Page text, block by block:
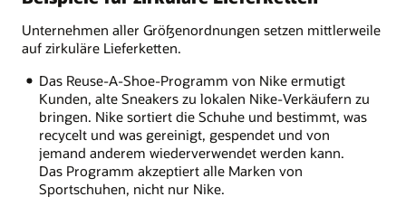
Unternehmen aller Größenordnungen setzen mittlerweile
auf zirkuläre Lieferketten.
Das Reuse-A-Shoe-Programm von Nike ermutigt
Kunden, alte Sneakers zu lokalen Nike-Verkäufern zu
bringen. Nike sortiert die Schuhe und bestimmt, was
recycelt und was gereinigt, gespendet und von
jemand anderem wiederverwendet werden kann.
Das Programm akzeptiert alle Marken von
Sportschuhen, nicht nur Nike.